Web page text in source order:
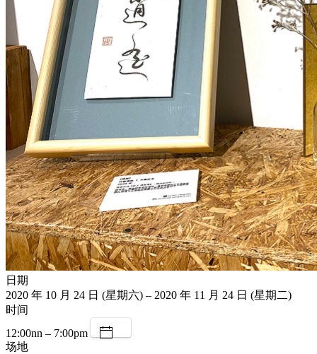
日期
2020 年 10 月 24 日 (星期六) – 2020 年 11 月 24 日 (星期二)
时间
12:00nn – 7:00pm
场地